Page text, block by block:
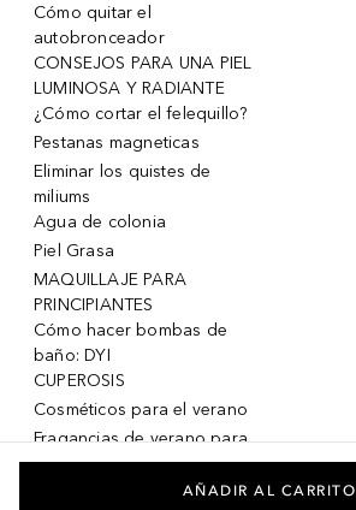
Cómo quitar el
autobronceador
CONSEJOS PARA UNA PIEL
LUMINOSA Y RADIANTE
¿Cómo cortar el felequillo?
Pestanas magneticas
Eliminar los quistes de
miliums
Agua de colonia
Piel Grasa
MAQUILLAJE PARA
PRINCIPIANTES
Cómo hacer bombas de
baño: DYI
CUPEROSIS
Cosméticos para el verano
Fragancias de verano para
mujeres
Fragancias de verano paraAÑADIR AL CARRITO